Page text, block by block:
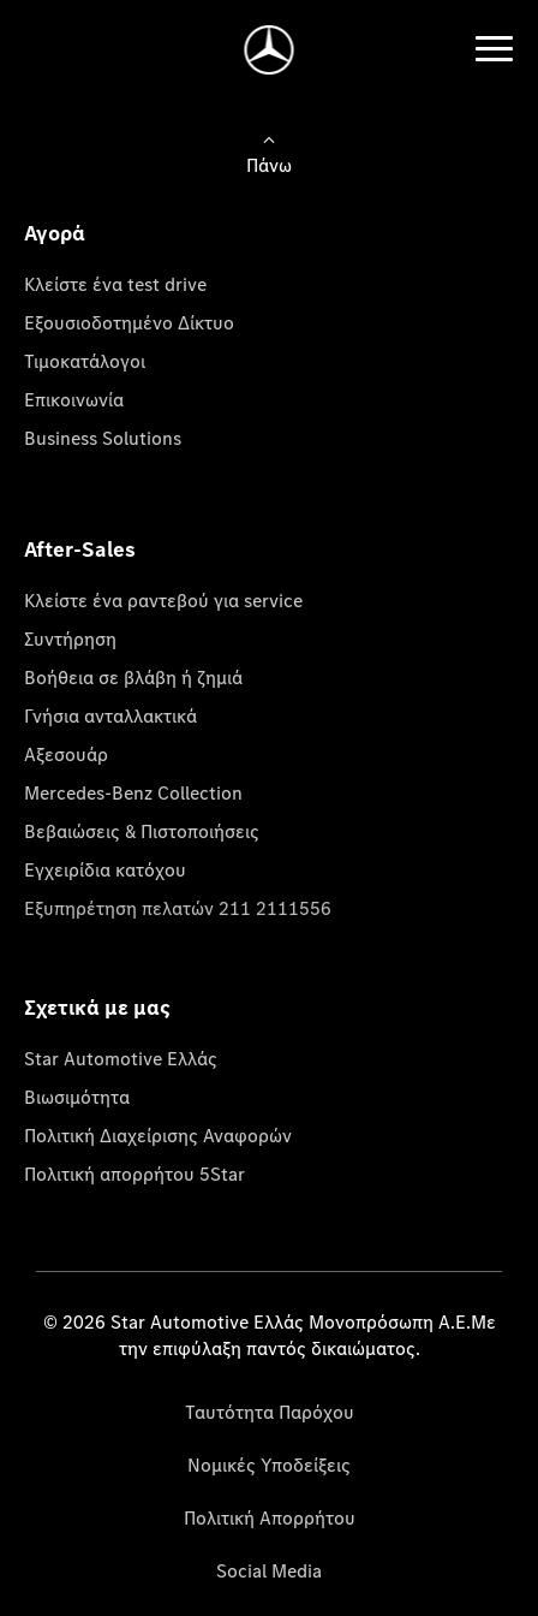
Πάνω
Αγορά
Κλείστε ένα test drive
Εξουσιοδοτημένο Δίκτυο
Τιμοκατάλογοι
Επικοινωνία
Business Solutions
After-Sales
Κλείστε ένα ραντεβού για service
Συντήρηση
Βοήθεια σε βλάβη ή ζημιά
Γνήσια ανταλλακτικά
Αξεσουάρ
Mercedes-Benz Collection
Βεβαιώσεις & Πιστοποιήσεις
Εγχειρίδια κατόχου
Εξυπηρέτηση πελατών 211 2111556
Σχετικά με μας
Star Automotive Ελλάς
Βιωσιμότητα
Πολιτική Διαχείρισης Αναφορών
Πολιτική απορρήτου 5Star
© 2026 Star Automotive Ελλάς Μονοπρόσωπη Α.Ε.Με
την επιφύλαξη παντός δικαιώματος.
Ταυτότητα Παρόχου
Νομικές Υποδείξεις
Πολιτική Απορρήτου
Social Media